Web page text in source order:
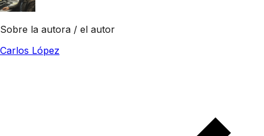
Sobre la autora / el autor
Carlos López